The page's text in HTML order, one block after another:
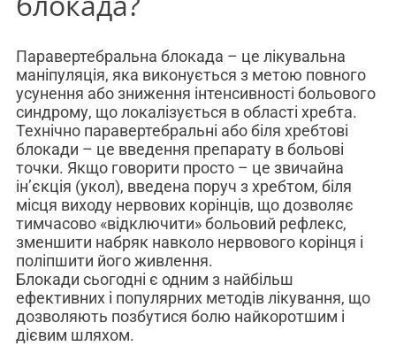
Паравертебральна блокада – це лікувальна
маніпуляція, яка виконується з метою повного
усунення або зниження інтенсивності больового
синдрому, що локалізується в області хребта.
Технічно паравертебральні або біля хребтові
блокади – це введення препарату в больові
точки. Якщо говорити просто – це звичайна
ін’єкція (укол), введена поруч з хребтом, біля
місця виходу нервових корінців, що дозволяє
тимчасово «відключити» больовий рефлекс,
зменшити набряк навколо нервового корінця і
поліпшити його живлення.
Блокади сьогодні є одним з найбільш
ефективних і популярних методів лікування, що
дозволяють позбутися болю найкоротшим і
дієвим шляхом.